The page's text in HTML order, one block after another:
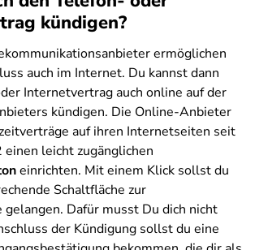
kündigen?
ermöglichen
auch im Internet. Du kannst dann
Internetvertrag auch online auf der
kündigen. Die Online-Anbieter
auf ihren Internetseiten seit
leicht zugänglichen
einrichten. Mit einem Klick sollst du
Schaltfläche zur
gelangen. Dafür musst Du dich nicht
der Kündigung sollst du eine